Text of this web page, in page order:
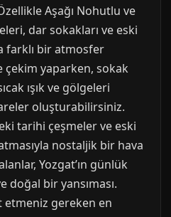
Aşağı Nohutlu ve
dar sokakları ve eski
farklı bir atmosfer
çekim yaparken, sokak
ışık ve gölgeleri
oluşturabilirsiniz.
tarihi çeşmeler ve eski
nostaljik bir hava
Yozgat’ın günlük
doğal bir yansıması.
etmeniz gereken en